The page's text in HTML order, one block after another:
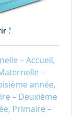
!
– Accueil,
–
année,
– Deuxième
Primaire –